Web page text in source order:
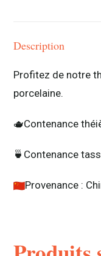
Description
Profitez de notre
porcelaine.
🫖Contenance
🍵 Contenance
Provenance :